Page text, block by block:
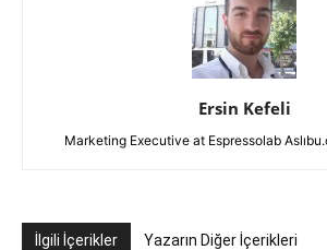
Ersin Kefeli
Marketing Executive at Espressolab
İlgili İçerikler Yazarın Diğer İçerikleri